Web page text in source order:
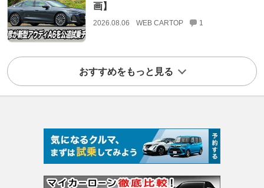
画】
2026.08.06 WEB CARTOP 1
おすすめをもっと見る